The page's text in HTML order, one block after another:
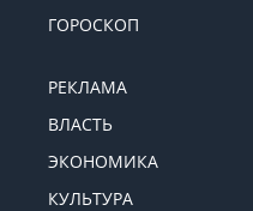
ГОРОСКОП
РЕКЛАМА
ВЛАСТЬ
ЭКОНОМИКА
КУЛЬТУРА